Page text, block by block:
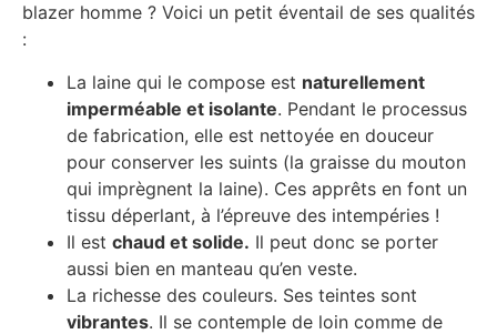
blazer homme ? Voici un petit éventail de ses qualités
:
La laine qui le compose est naturellement
imperméable et isolante. Pendant le processus
de fabrication, elle est nettoyée en douceur
pour conserver les suints (la graisse du mouton
qui imprègnent la laine). Ces apprêts en font un
tissu déperlant, à l’épreuve des intempéries !
Il est chaud et solide. Il peut donc se porter
aussi bien en manteau qu’en veste.
La richesse des couleurs. Ses teintes sont
vibrantes. Il se contemple de loin comme de